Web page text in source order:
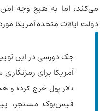
می‌کند، اما به هیچ وجه
دولت ایالات متحده آمریکا
جک دورسی در این
دلار پول خرج کرده و
فیس‌بوک مسنجر،